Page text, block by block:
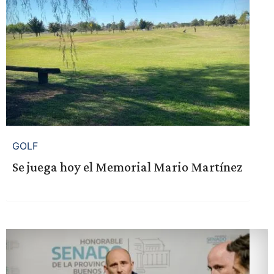
GOLF
Se juega hoy el Memorial Mario Martínez